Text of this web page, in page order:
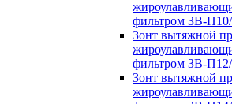
фильтром ЗВ-
Зонт вытяжной
фильтром ЗВ-
Зонт вытяжной